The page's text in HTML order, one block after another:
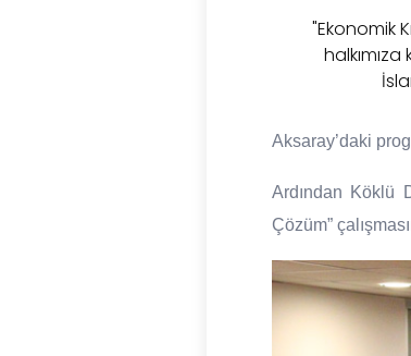
"Ekonomik
Aksaray’daki
Ardından Köklü
Çözüm”